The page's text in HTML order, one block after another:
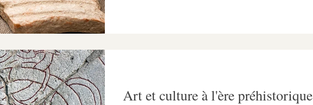
Art et culture à l'ère préhistorique